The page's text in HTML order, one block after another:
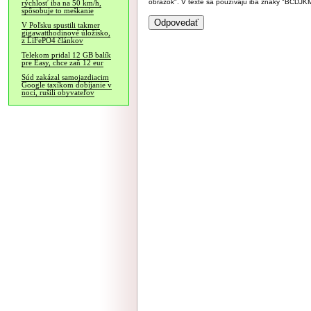
rýchlosť iba na 50 km/h,
spôsobuje to meškanie
V Poľsku spustili takmer
gigawatthodinové úložisko,
z LiFePO4 článkov
Telekom pridal 12 GB balík
pre Easy, chce zaň 12 eur
Súd zakázal samojazdiacim
Google taxíkom dobíjanie v
noci, rušili obyvateľov
obrázok". V texte sa používajú iba znaky